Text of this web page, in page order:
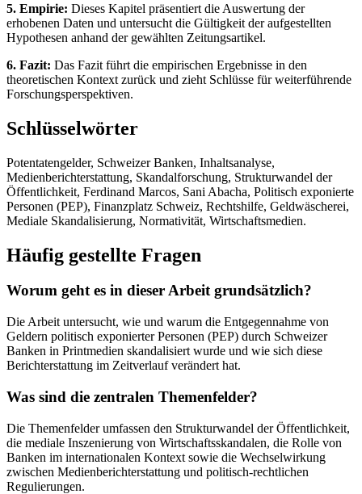
5. Empirie: Dieses Kapitel präsentiert die Auswertung der
erhobenen Daten und untersucht die Gültigkeit der aufgestellten
Hypothesen anhand der gewählten Zeitungsartikel.
6. Fazit: Das Fazit führt die empirischen Ergebnisse in den
theoretischen Kontext zurück und zieht Schlüsse für weiterführende
Forschungsperspektiven.
Schlüsselwörter
Potentatengelder, Schweizer Banken, Inhaltsanalyse,
Medienberichterstattung, Skandalforschung, Strukturwandel der
Öffentlichkeit, Ferdinand Marcos, Sani Abacha, Politisch exponierte
Personen (PEP), Finanzplatz Schweiz, Rechtshilfe, Geldwäscherei,
Mediale Skandalisierung, Normativität, Wirtschaftsmedien.
Häufig gestellte Fragen
Worum geht es in dieser Arbeit grundsätzlich?
Die Arbeit untersucht, wie und warum die Entgegennahme von
Geldern politisch exponierter Personen (PEP) durch Schweizer
Banken in Printmedien skandalisiert wurde und wie sich diese
Berichterstattung im Zeitverlauf verändert hat.
Was sind die zentralen Themenfelder?
Die Themenfelder umfassen den Strukturwandel der Öffentlichkeit,
die mediale Inszenierung von Wirtschaftsskandalen, die Rolle von
Banken im internationalen Kontext sowie die Wechselwirkung
zwischen Medienberichterstattung und politisch-rechtlichen
Regulierungen.